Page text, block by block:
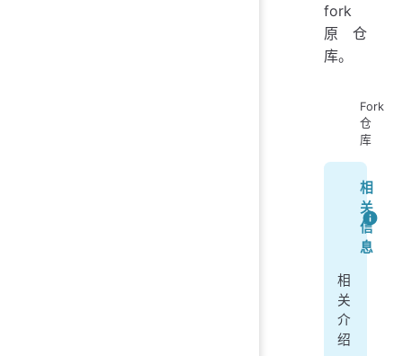
fork
原仓
库。
Fork
仓
库
相
关
信
息
相
关
介
绍